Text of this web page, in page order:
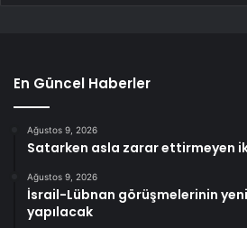
En Güncel Haberler
Ağustos 9, 2026
Satarken asla zarar ettirmeyen
Ağustos 9, 2026
İsrail-Lübnan görüşmelerinin
yapılacak